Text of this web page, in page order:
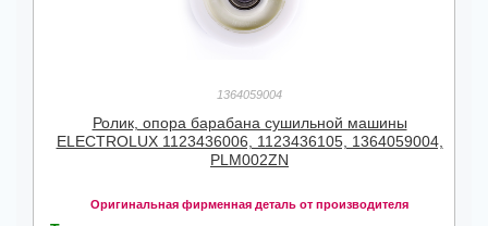
1364059004
Ролик, опора барабана сушильной машины
ELECTROLUX 1123436006, 1123436105, 1364059004,
PLM002ZN
Оригинальная фирменная деталь от производителя